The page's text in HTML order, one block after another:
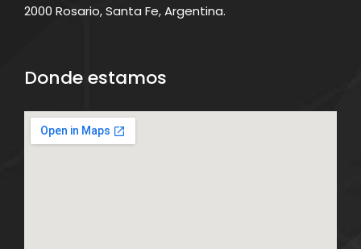
2000 Rosario, Santa Fe, Argentina.
Donde estamos